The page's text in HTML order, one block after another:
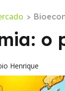
>
o
Henrique